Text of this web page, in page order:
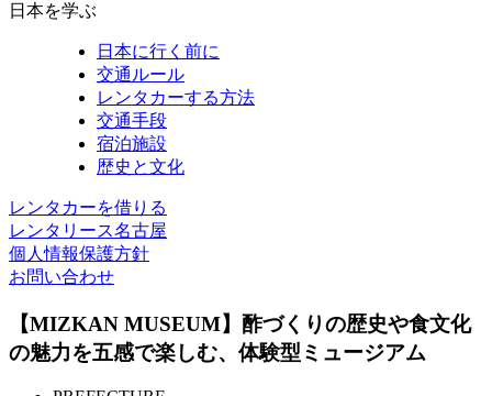
日本を学ぶ
日本に行く前に
交通ルール
レンタカーする方法
交通手段
宿泊施設
歴史と文化
レンタカーを借りる
レンタリース名古屋
個人情報保護方針
お問い合わせ
【MIZKAN MUSEUM】酢づくりの歴史や食文化
の魅力を五感で楽しむ、体験型ミュージアム